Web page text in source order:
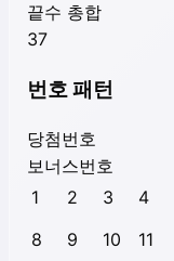
끝수 총합
37
번호 패턴
당첨번호
보너스번호
1
2 3 4
8
9 10 11